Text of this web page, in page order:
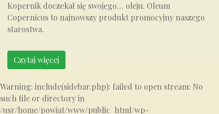
Kopernik doczekał się swojego… oleju. Oleum
Copernicus to najnowszy produkt promocyjny naszego
starostwa.
Czytaj więcej
Warning: include(sidebar.php): failed to open stream: No
such file or directory in
/usr/home/powiat/www/public_html/wp-